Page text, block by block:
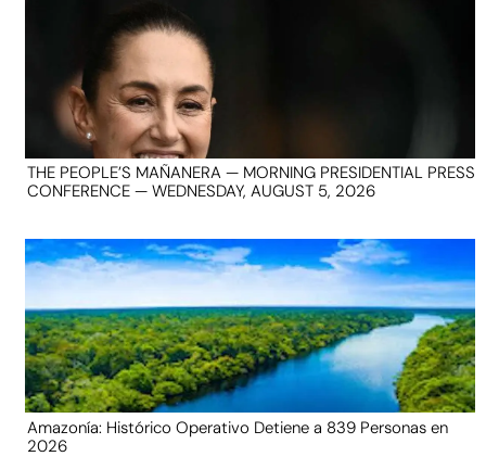
THE PEOPLE’S MAÑANERA — MORNING PRESIDENTIAL PRESS
CONFERENCE — WEDNESDAY, AUGUST 5, 2026
Amazonía: Histórico Operativo Detiene a 839 Personas en
2026